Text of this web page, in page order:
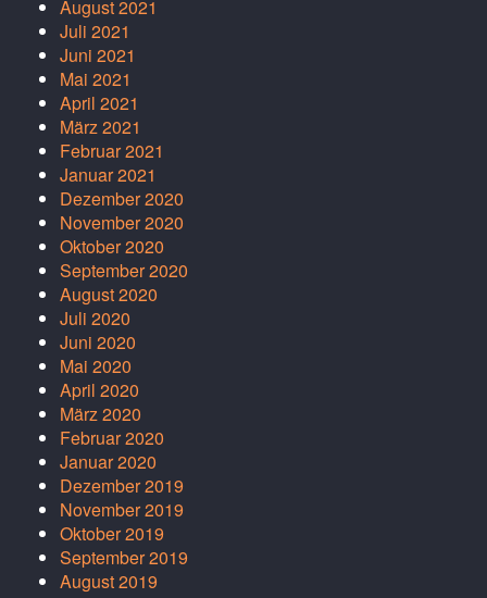
August 2021
Juli 2021
Juni 2021
Mai 2021
April 2021
März 2021
Februar 2021
Januar 2021
Dezember 2020
November 2020
Oktober 2020
September 2020
August 2020
Juli 2020
Juni 2020
Mai 2020
April 2020
März 2020
Februar 2020
Januar 2020
Dezember 2019
November 2019
Oktober 2019
September 2019
August 2019